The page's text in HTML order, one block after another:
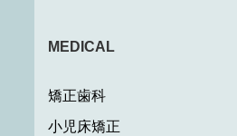
MEDICAL
矯正歯科
小児床矯正